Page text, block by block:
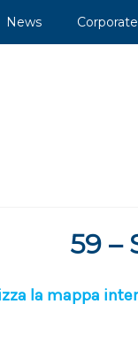
News
59 –
la mappa